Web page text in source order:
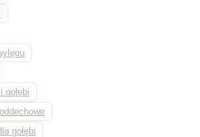
gołębi
gołębi